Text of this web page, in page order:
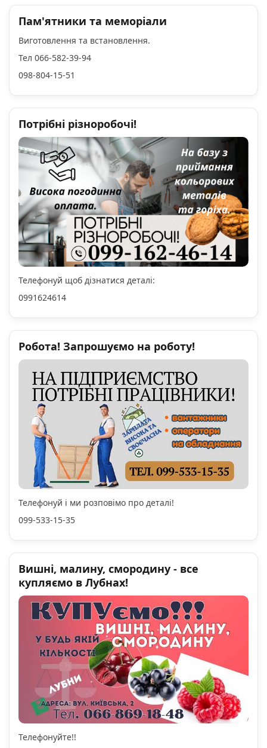
Пам'ятники та меморіали
Виготовлення та встановлення.
Тел 066-582-39-94
098-804-15-51
Потрібні різноробочі!
Телефонуй щоб дізнатися деталі:
0991624614
Робота! Запрошуємо на роботу!
Телефонуй і ми розповімо про деталі!
099-533-15-35
Вишні, малину, смородину - все
купляємо в Лубнах!
Телефонуйте!!